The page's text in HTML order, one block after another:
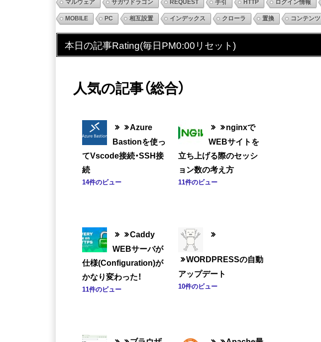
マルウェア サガワドラゴン REQUEST 手引 HTTP ログイン情報
MOBILE PC 相互設置 インデックス クローラ 置換 コンテンツ
本日の記事Rating(毎日PM0:00リセット)
人気の記事（総合）
Azure
Bastionを使っ
てVscode接続・SSH接
続
14件のビュー
nginxで
WEBサイトを
立ち上げる際のセッシ
ョン数の考え方
11件のビュー
Caddy
WEBサーバが
仕様(Configuration)が
かなり変わった！
11件のビュー
WORDPRESSの自動
アップデート
10件のビュー